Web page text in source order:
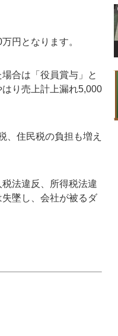
円となります。
合は「役員賞与」と
り売上計上漏れ5,000
住民税の負担も増え
税法違反、所得税法違
墜し、会社が被るダ